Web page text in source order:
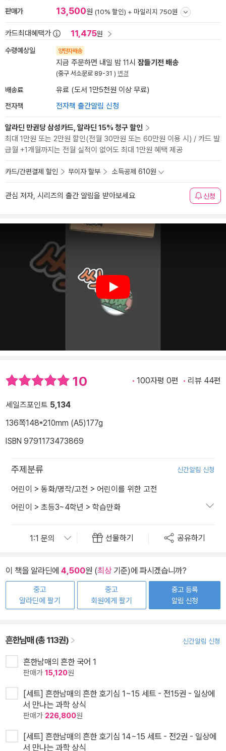
판매가 13,500원 (10% 할인) + 마일리지 750원
카드최대혜택가 11,475원
수령예상일 양탄자배송
지금 주문하면 내일 밤 11시 잠들기전 배송
(중구 서소문로 89-31 ) 변경
배송료 유료 (도서 1만5천원 이상 무료)
전자책 전자책 출간알림 신청
알라딘 만권당 삼성카드, 알라딘 15% 청구 할인
최대 1만원 또는 2만원 할인(전월 30만원 또는 60만원 이용 시) / 카드 발
급월 +1개월까지는 전월 실적이 없어도 최대 1만원 혜택 제공
카드/간편결제 할인 무이자 할부 소득공제 610원
관심 저자, 시리즈의 출간 알림을 받아보세요 신청
Play
10 100자평 0편 리뷰 44편
세일즈포인트 5,134
136쪽148*210mm (A5)177g
ISBN 9791173473869
주제분류 신간알림 신청
어린이 > 동화/명작/고전 > 어린이를 위한 고전
어린이 > 초등3~4학년 > 학습만화
선물하기 공유하기
이 책을 알라딘에 4,500원 (최상기준)에 파시겠습니까?
중고
알라딘에 팔기
중고
회원에게 팔기
중고 등록
알림 신청
흔한남매 (총 113권) 신간알림 신청
흔한남매의 흔한 국어 1
판매가 15,120원
[세트] 흔한남매의 흔한 호기심 1~15 세트 - 전15권 - 일상에
서 만나는 과학 상식
판매가 226,800원
[세트] 흔한남매의 흔한 호기심 14~15 세트 - 전2권 - 일상에
서 만나는 과학 상식